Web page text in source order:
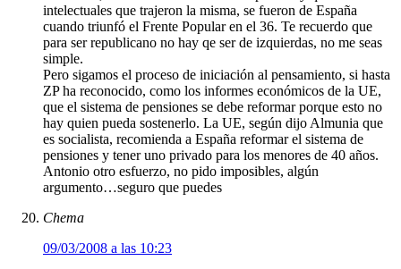
intelectuales que trajeron la misma, se fueron de España
cuando triunfó el Frente Popular en el 36. Te recuerdo que
para ser republicano no hay qe ser de izquierdas, no me seas
simple.
Pero sigamos el proceso de iniciación al pensamiento, si hasta
ZP ha reconocido, como los informes económicos de la UE,
que el sistema de pensiones se debe reformar porque esto no
hay quien pueda sostenerlo. La UE, según dijo Almunia que
es socialista, recomienda a España reformar el sistema de
pensiones y tener uno privado para los menores de 40 años.
Antonio otro esfuerzo, no pido imposibles, algún
argumento…seguro que puedes
Chema
09/03/2008 a las 10:23